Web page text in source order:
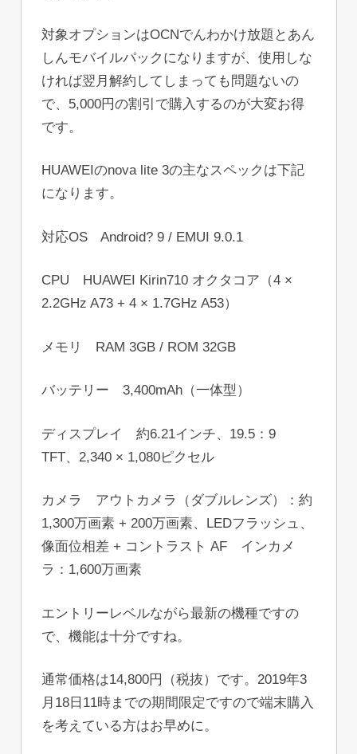
対象オプションはOCNでんわかけ放題とあん
しんモバイルパックになりますが、使用しな
ければ翌月解約してしまっても問題ないの
で、5,000円の割引で購入するのが大変お得
です。
HUAWEIのnova lite 3の主なスペックは下記
になります。
対応OS Android? 9 / EMUI 9.0.1
CPU HUAWEI Kirin710 オクタコア（4 ×
2.2GHz A73 + 4 × 1.7GHz A53）
メモリ RAM 3GB / ROM 32GB
バッテリー 3,400mAh（一体型）
ディスプレイ 約6.21インチ、19.5：9
TFT、2,340 × 1,080ピクセル
カメラ アウトカメラ（ダブルレンズ）：約
1,300万画素 + 200万画素、LEDフラッシュ、
像面位相差 + コントラスト AF インカメ
ラ：1,600万画素
エントリーレベルながら最新の機種ですの
で、機能は十分ですね。
通常価格は14,800円（税抜）です。2019年3
月18日11時までの期間限定ですので端末購入
を考えている方はお早めに。